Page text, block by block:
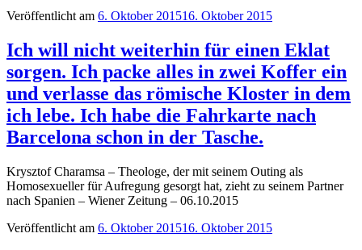
Veröffentlicht am 6. Oktober 201516. Oktober 2015
Ich will nicht weiterhin für einen Eklat
sorgen. Ich packe alles in zwei Koffer ein
und verlasse das römische Kloster in dem
ich lebe. Ich habe die Fahrkarte nach
Barcelona schon in der Tasche.
Krysztof Charamsa – Theologe, der mit seinem Outing als
Homosexueller für Aufregung gesorgt hat, zieht zu seinem Partner
nach Spanien – Wiener Zeitung – 06.10.2015
Veröffentlicht am 6. Oktober 201516. Oktober 2015